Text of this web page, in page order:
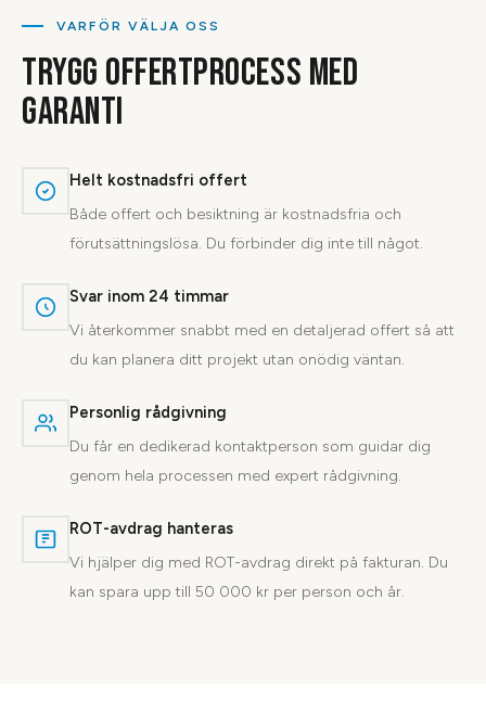
VARFÖR VÄLJA OSS
TRYGG OFFERTPROCESS MED
GARANTI
Helt kostnadsfri offert
Både offert och besiktning är kostnadsfria och
förutsättningslösa. Du förbinder dig inte till något.
Svar inom 24 timmar
Vi återkommer snabbt med en detaljerad offert så att
du kan planera ditt projekt utan onödig väntan.
Personlig rådgivning
Du får en dedikerad kontaktperson som guidar dig
genom hela processen med expert rådgivning.
ROT-avdrag hanteras
Vi hjälper dig med ROT-avdrag direkt på fakturan. Du
kan spara upp till 50 000 kr per person och år.